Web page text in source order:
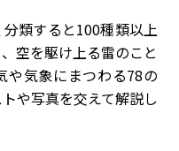
類すると100種類以上
空を駆け上る雷のこと
や気象にまつわる78の
や写真を交えて解説し